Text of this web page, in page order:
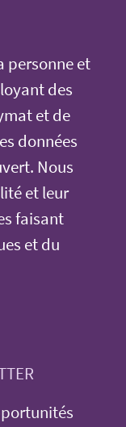
personne et
des
et de
données
Nous
et leur
faisant
et du